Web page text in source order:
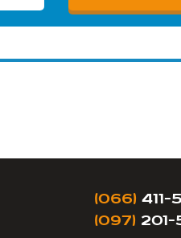
(066)
(097)